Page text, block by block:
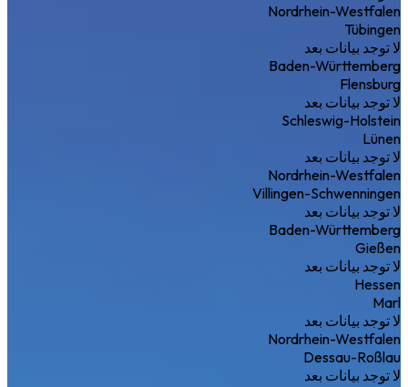
Nordrhein-Westfalen
Tübingen
لا توجد بيانات بعد
Baden-Württemberg
Flensburg
لا توجد بيانات بعد
Schleswig-Holstein
Lünen
لا توجد بيانات بعد
Nordrhein-Westfalen
Villingen-Schwenningen
لا توجد بيانات بعد
Baden-Württemberg
Gießen
لا توجد بيانات بعد
Hessen
Marl
لا توجد بيانات بعد
Nordrhein-Westfalen
Dessau-Roßlau
لا توجد بيانات بعد